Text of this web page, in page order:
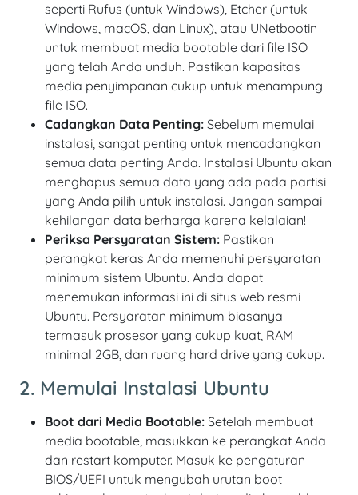
seperti Rufus (untuk Windows), Etcher (untuk
Windows, macOS, dan Linux), atau UNetbootin
untuk membuat media bootable dari file ISO
yang telah Anda unduh. Pastikan kapasitas
media penyimpanan cukup untuk menampung
file ISO.
Cadangkan Data Penting: Sebelum memulai
instalasi, sangat penting untuk mencadangkan
semua data penting Anda. Instalasi Ubuntu akan
menghapus semua data yang ada pada partisi
yang Anda pilih untuk instalasi. Jangan sampai
kehilangan data berharga karena kelalaian!
Periksa Persyaratan Sistem: Pastikan
perangkat keras Anda memenuhi persyaratan
minimum sistem Ubuntu. Anda dapat
menemukan informasi ini di situs web resmi
Ubuntu. Persyaratan minimum biasanya
termasuk prosesor yang cukup kuat, RAM
minimal 2GB, dan ruang hard drive yang cukup.
2. Memulai Instalasi Ubuntu
Boot dari Media Bootable: Setelah membuat
media bootable, masukkan ke perangkat Anda
dan restart komputer. Masuk ke pengaturan
BIOS/UEFI untuk mengubah urutan boot